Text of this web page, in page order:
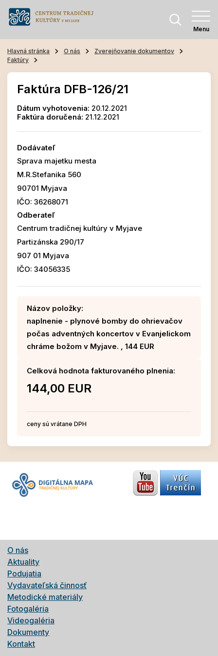
Menu
Hlavná stránka O nás
Zverejňovanie dokumentov
Faktúry
Faktúra DFB-126/21
Dátum vyhotovenia: 20.12.2021
Faktúra doručená: 21.12.2021
Dodávateľ
Sprava majetku mesta
M.R.Stefanika 560
90701 Myjava
IČO: 36268071
Odberateľ
Centrum tradičnej kultúry v Myjave
Partizánska 290/17
907 01 Myjava
IČO: 34056335
Názov položky:
naplnenie - plynové bomby do ohrievačov
počas adventných koncertov v Evanjelickom
chráme božom v Myjave. , 144 EUR
Celková hodnota fakturovaného plnenia:
144,00 EUR
ceny sú vrátane DPH
O nás
Aktuality
Podujatia
Vydavateľská činnosť
Metodické materiály
Fotogaléria
Videogaléria
Dokumenty
Kontakt